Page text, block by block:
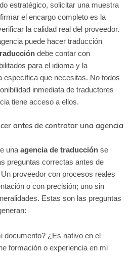
estratégico, solicitar una muestra
el encargo completo es la
la calidad real del proveedor.
puede hacer traducción
debe contar con
para el idioma y la
específica que necesitas. No todos
inmediata de traductores
tiene acceso a ellos.
antes de contratar una agencia
una agencia de traducción se
preguntas correctas antes de
proveedor con procesos reales
o con precisión; uno sin
Estas son las preguntas
documento? ¿Es nativo en el
formación o experiencia en mi